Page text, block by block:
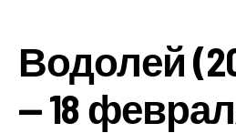
Водолей
— 18